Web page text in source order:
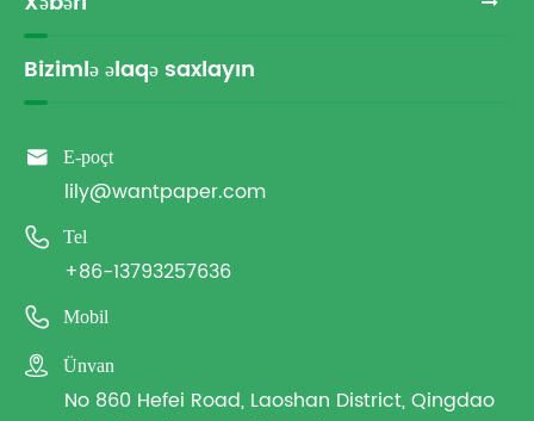
Bizimlə əlaqə saxlayın
 E-poçt
lily@wantpaper.com
 Tel
+86-13793257636
 Mobil
 Ünvan
No 860 Hefei Road, Laoshan District, Qingdao